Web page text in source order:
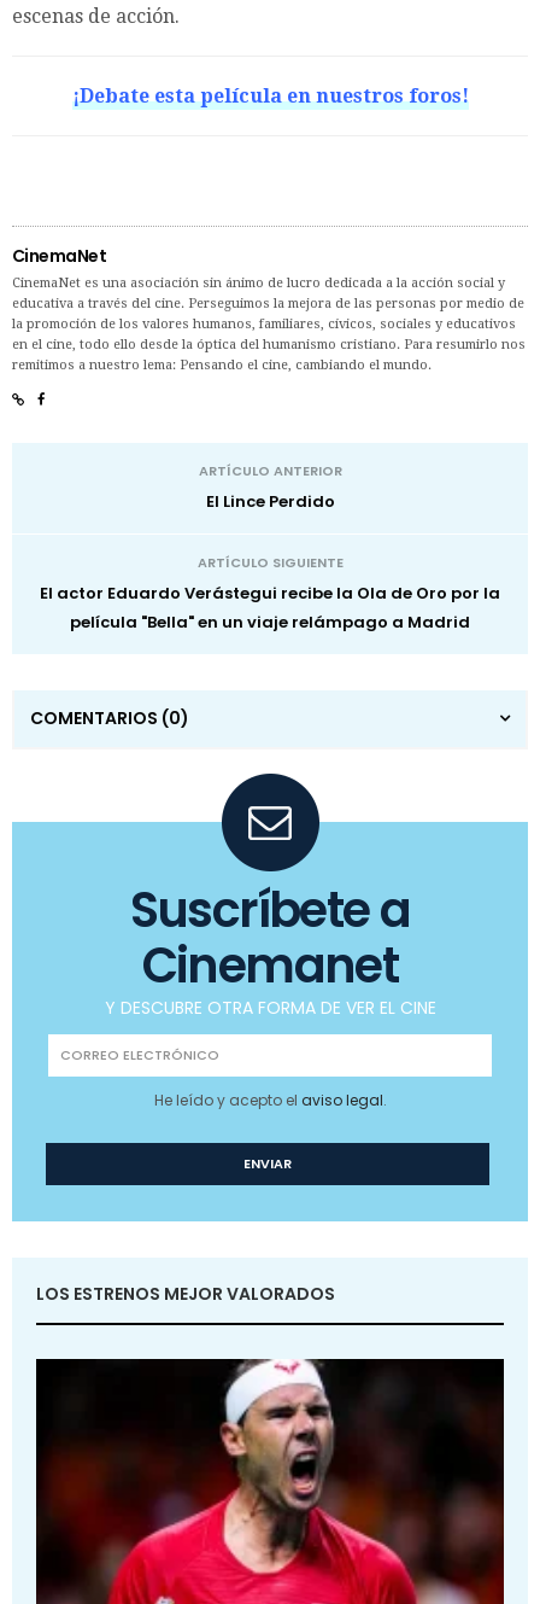
escenas de acción.
¡Debate esta película en nuestros foros!
CinemaNet
CinemaNet es una asociación sin ánimo de lucro dedicada a la acción social y
educativa a través del cine. Perseguimos la mejora de las personas por medio de
la promoción de los valores humanos, familiares, cívicos, sociales y educativos
en el cine, todo ello desde la óptica del humanismo cristiano. Para resumirlo nos
remitimos a nuestro lema: Pensando el cine, cambiando el mundo.
ARTÍCULO ANTERIOR
El Lince Perdido
ARTÍCULO SIGUIENTE
El actor Eduardo Verástegui recibe la Ola de Oro por la
película "Bella" en un viaje relámpago a Madrid
COMENTARIOS (0)
Suscríbete a
Cinemanet
Y DESCUBRE OTRA FORMA DE VER EL CINE
He leído y acepto el aviso legal.
LOS ESTRENOS MEJOR VALORADOS